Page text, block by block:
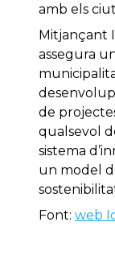
amb els
Mitjançant
assegura
de
qualsevol
sistema
un model
Font: web